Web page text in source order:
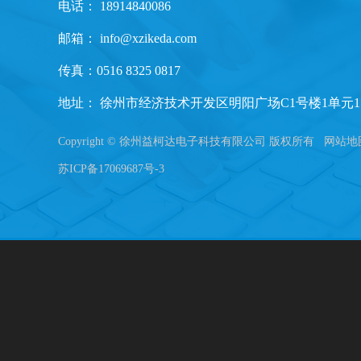
电话： 18914840086
邮箱： info@xzikeda.com
传真：0516 8325 0817
地址： 徐州市经济技术开发区明阳广场C1号楼1单元
Copyright © 徐州益柯达电子科技有限公司 版权所有 网站地
苏ICP备17069687号-3